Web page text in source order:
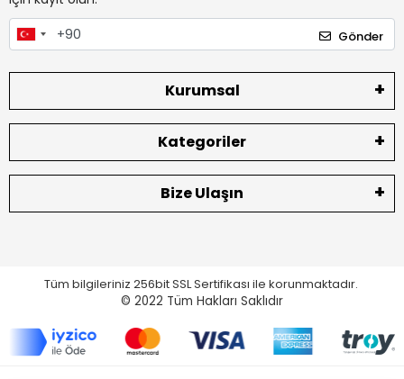
Gönder
Kurumsal
Kategoriler
Bize Ulaşın
Tüm bilgileriniz 256bit SSL Sertifikası ile korunmaktadır.
© 2022 Tüm Hakları Saklıdır